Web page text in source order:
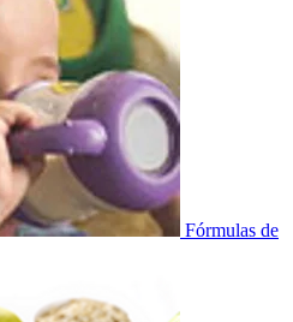
Fórmulas de